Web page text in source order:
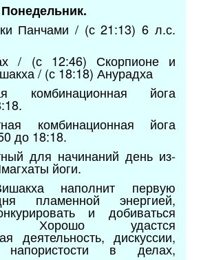
Панчами / (с 21:13) 6 л.с.
/ (с 12:46) Скорпионе и
/ (с 18:18) Анурадха
комбинационная йога
комбинационная йога
до 18:18.
для начинаний день из-
йоги.
наполнит первую
пламенной энергией,
и добиваться
Хорошо удастся
деятельность, дискуссии,
напористости в делах,